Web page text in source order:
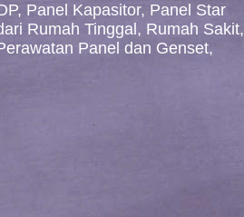
Panel Kapasitor, Panel Star
Rumah Tinggal, Rumah Sakit,
Panel dan Genset,